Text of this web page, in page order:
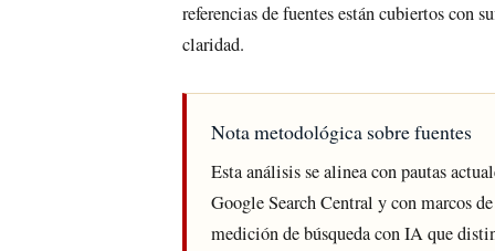
referencias de fuentes están cubiertos con
claridad.
Nota metodológica sobre fuentes
Esta análisis se alinea con pautas
Google Search Central y con marcos de
medición de búsqueda con IA que